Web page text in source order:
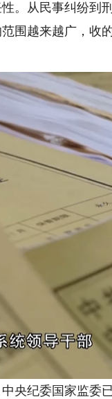
从民事纠纷到
围越来越广，收
纪委国家监委